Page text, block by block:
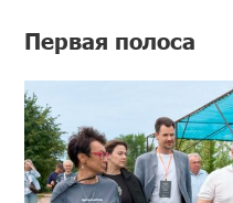
Первая полоса